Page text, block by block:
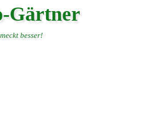
Gärtner
besser!